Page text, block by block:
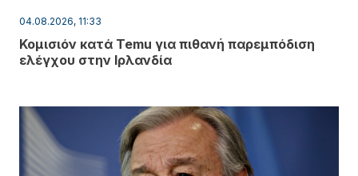
04.08.2026, 11:33
Κομισιόν κατά Temu για πιθανή παρεμπόδιση
ελέγχου στην Ιρλανδία